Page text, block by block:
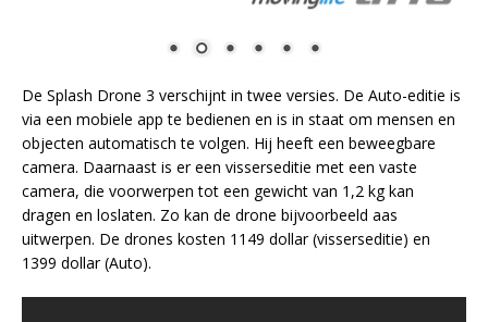
De Splash Drone 3 verschijnt in twee versies. De Auto-editie is
via een mobiele app te bedienen en is in staat om mensen en
objecten automatisch te volgen. Hij heeft een beweegbare
camera. Daarnaast is er een visserseditie met een vaste
camera, die voorwerpen tot een gewicht van 1,2 kg kan
dragen en loslaten. Zo kan de drone bijvoorbeeld aas
uitwerpen. De drones kosten 1149 dollar (visserseditie) en
1399 dollar (Auto).